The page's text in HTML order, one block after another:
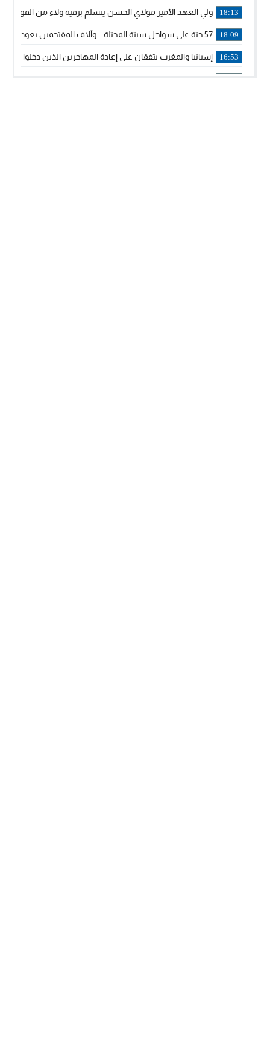
18:13 ولي العهد الأمير مولاي الحسن يتسلم برقية ولاء من القوات
18:09 57 جثة على سواحل سبتة المحتلة .. وآلاف المقتحمين يعودون إلى المغرب
16:53 إسبانيا والمغرب يتفقان على إعادة المهاجرين الذين دخلوا سبتة